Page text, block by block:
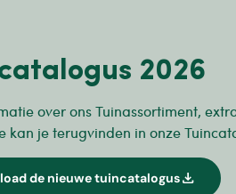
2026
over ons Tuinassortiment,
kan je terugvinden in onze
de nieuwe tuincatalogusdownload